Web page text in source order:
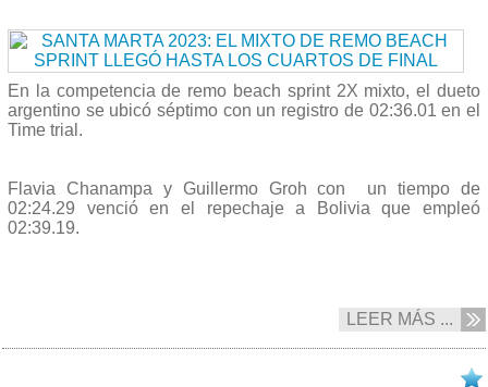
En la competencia de remo beach sprint 2X mixto, el dueto
argentino se ubicó séptimo con un registro de 02:36.01 en el
Time trial.
Flavia Chanampa y Guillermo Groh con un tiempo de
02:24.29 venció en el repechaje a Bolivia que empleó
02:39.19.
LEER MÁS ...